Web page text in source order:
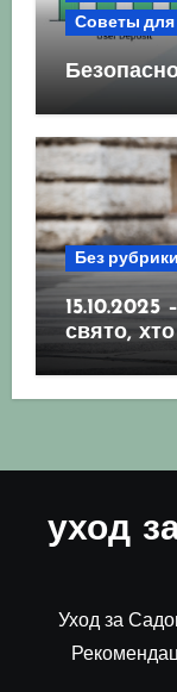
Советы
Без рубрики
15.10.2025
свято,
уход
Уход за